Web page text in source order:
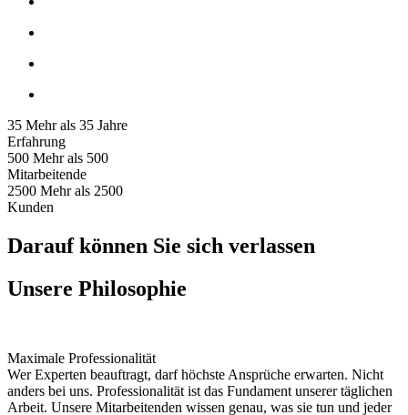
35 Mehr als 35 Jahre
Erfahrung
500 Mehr als 500
Mitarbeitende
2500 Mehr als 2500
Kunden
Darauf können Sie sich verlassen
Unsere Philosophie
Maximale Professionalität
Wer Experten beauftragt, darf höchste Ansprüche erwarten. Nicht
anders bei uns. Professionalität ist das Fundament unserer täglichen
Arbeit. Unsere Mitarbeitenden wissen genau, was sie tun und jeder